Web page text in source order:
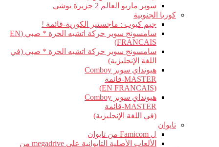
سوبر ماريو العالم 2 جزيرة يوشي
كوريا الجنوبية
جيم كيوب : ماجستير الكورية-قائمة !
سامسونج سوبر حركة اتشيه الحرة * صبي (EN
FRANCAIS)
سامسونج سوبر حركة اتشيه الحرة * صبي (في
اللغة الإنجليزية)
هيونداي سوبر Comboy
MASTER-قائمة
(EN FRANCAIS)
هيونداي سوبر Comboy
MASTER-قائمة
(في اللغة الإنجليزية)
تايوان
ل Famicom من تايوان
الألعاب الأصلية التايوانية على megadrive من